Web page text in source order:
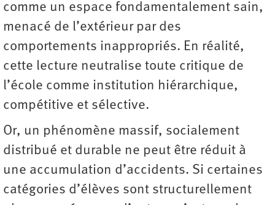
comme un espace fondamentalement sain,
menacé de l’extérieur par des
comportements inappropriés. En réalité,
cette lecture neutralise toute critique de
l’école comme institution hiérarchique,
compétitive et sélective.
Or, un phénomène massif, socialement
distribué et durable ne peut être réduit à
une accumulation d’accidents. Si certaines
catégories d’élèves sont structurellement